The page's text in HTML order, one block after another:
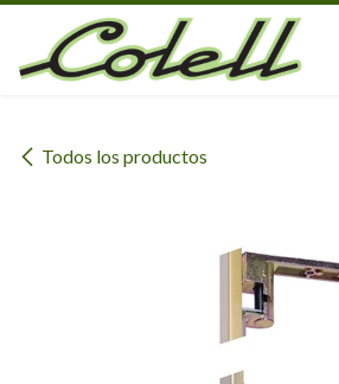
Ir al contenido
Todos los productos